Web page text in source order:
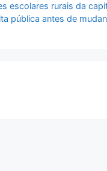
escolares rurais da
pública antes de